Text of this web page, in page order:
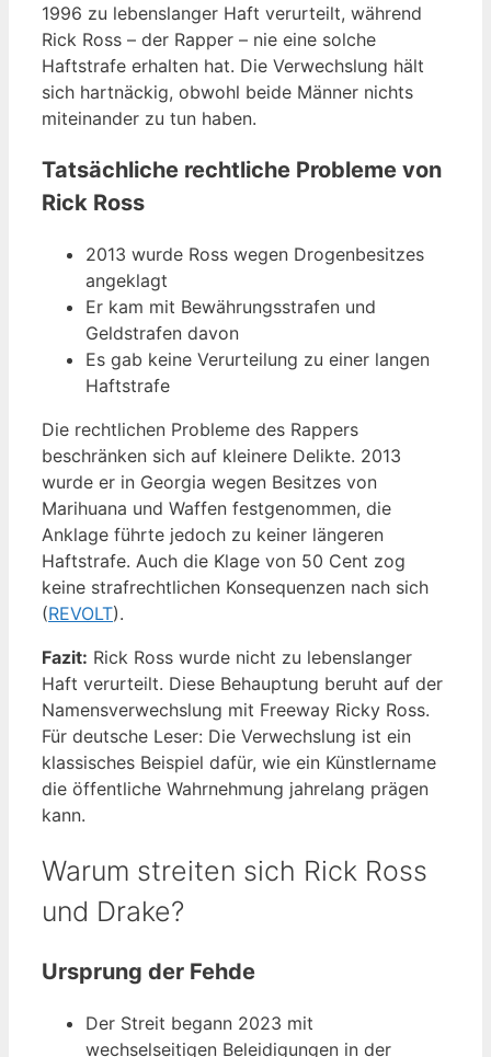
1996 zu lebenslanger Haft verurteilt, während
Rick Ross – der Rapper – nie eine solche
Haftstrafe erhalten hat. Die Verwechslung hält
sich hartnäckig, obwohl beide Männer nichts
miteinander zu tun haben.
Tatsächliche rechtliche Probleme von
Rick Ross
2013 wurde Ross wegen Drogenbesitzes
angeklagt
Er kam mit Bewährungsstrafen und
Geldstrafen davon
Es gab keine Verurteilung zu einer langen
Haftstrafe
Die rechtlichen Probleme des Rappers
beschränken sich auf kleinere Delikte. 2013
wurde er in Georgia wegen Besitzes von
Marihuana und Waffen festgenommen, die
Anklage führte jedoch zu keiner längeren
Haftstrafe. Auch die Klage von 50 Cent zog
keine strafrechtlichen Konsequenzen nach sich
(REVOLT).
Fazit: Rick Ross wurde nicht zu lebenslanger
Haft verurteilt. Diese Behauptung beruht auf der
Namensverwechslung mit Freeway Ricky Ross.
Für deutsche Leser: Die Verwechslung ist ein
klassisches Beispiel dafür, wie ein Künstlername
die öffentliche Wahrnehmung jahrelang prägen
kann.
Warum streiten sich Rick Ross
und Drake?
Ursprung der Fehde
Der Streit begann 2023 mit
wechselseitigen Beleidigungen in der